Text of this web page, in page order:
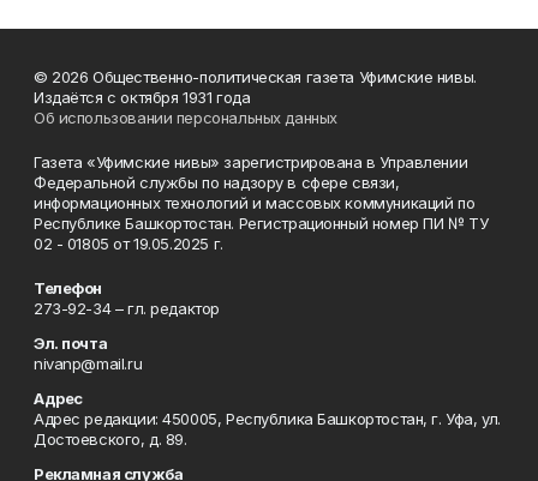
© 2026 Общественно-политическая газета Уфимские нивы.
Издаётся с октября 1931 года
Об использовании персональных данных
Газета «Уфимские нивы» зарегистрирована в Управлении
Федеральной службы по надзору в сфере связи,
информационных технологий и массовых коммуникаций по
Республике Башкортостан. Регистрационный номер ПИ № ТУ
02 - 01805 от 19.05.2025 г.
Телефон
273-92-34 – гл. редактор
Эл. почта
nivanp@mail.ru
Адрес
Адрес редакции: 450005, Республика Башкортостан, г. Уфа, ул.
Достоевского, д. 89.
Рекламная служба